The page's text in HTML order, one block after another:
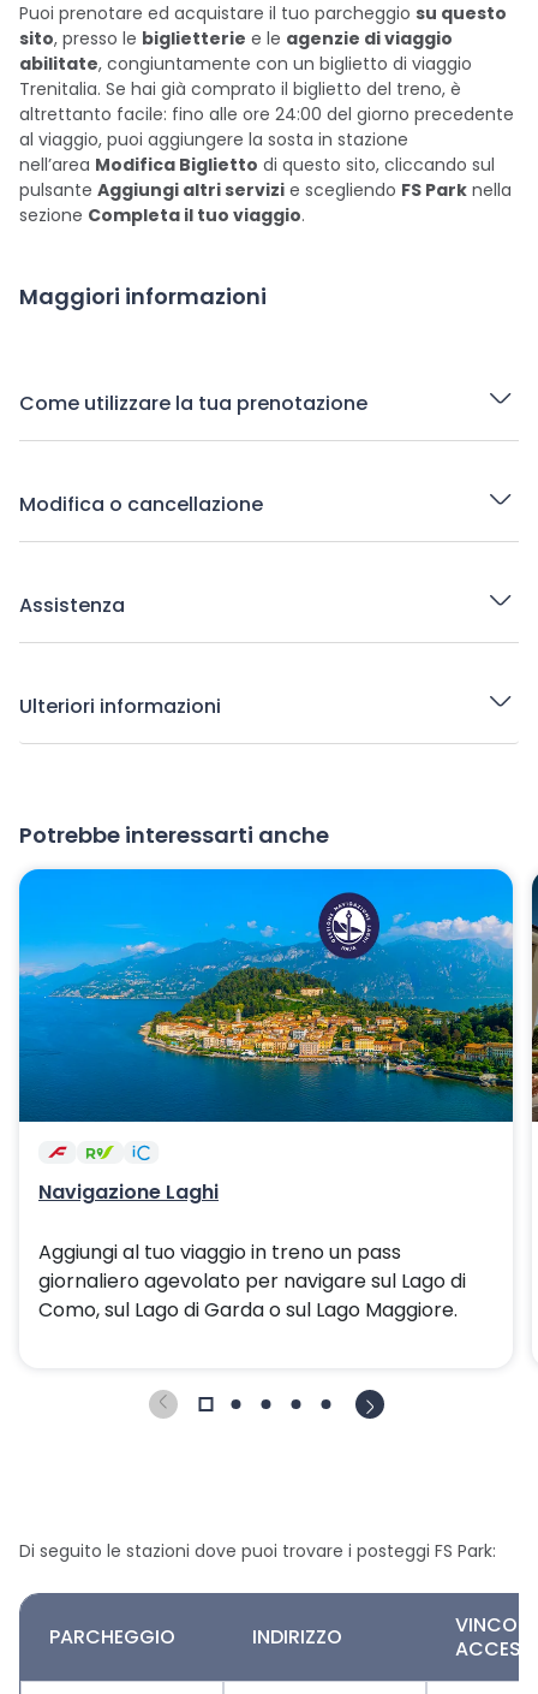
Puoi prenotare ed acquistare il tuo parcheggio su questo
sito, presso le biglietterie e le agenzie di viaggio
abilitate, congiuntamente con un biglietto di viaggio
Trenitalia. Se hai già comprato il biglietto del treno, è
altrettanto facile: fino alle ore 24:00 del giorno precedente
al viaggio, puoi aggiungere la sosta in stazione
nell’area Modifica Biglietto di questo sito, cliccando sul
pulsante Aggiungi altri servizi e scegliendo FS Park nella
sezione Completa il tuo viaggio.
Maggiori informazioni
Come utilizzare la tua prenotazione
Modifica o cancellazione
Assistenza
Ulteriori informazioni
Potrebbe interessarti anche
Navigazione Laghi
Aggiungi al tuo viaggio in treno un pass
giornaliero agevolato per navigare sul Lago di
Como, sul Lago di Garda o sul Lago Maggiore.
Di seguito le stazioni dove puoi trovare i posteggi FS Park:
PARCHEGGIO INDIRIZZO
VINCOLI